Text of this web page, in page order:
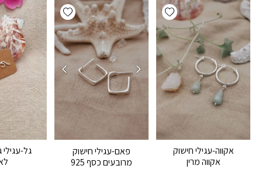
Add wishlist
אקווה-עגילי חישוק
אקווה מרין
Add wishlist
פאם-עגילי חישוק
מרובעים כסף 925
גל-